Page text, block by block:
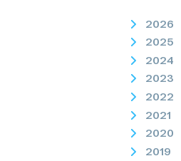
2026
2025
2024
2023
2022
2021
2020
2019